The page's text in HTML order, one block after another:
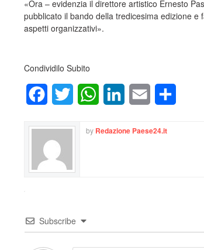
«Ora – evidenzia il direttore artistico Ernesto
pubblicato il bando della tredicesima edizione
aspetti organizzativi».
Condividilo Subito
FacebookTwitter WhatsAppLinkedInEmail
by Redazione Paese24.it
Subscribe